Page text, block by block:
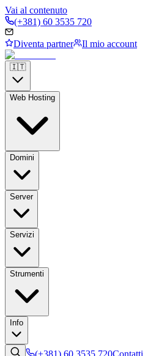
Vai al contenuto
(+381) 60 3535 720
Diventa partner Il mio account
🇮🇹
Web Hosting
Domini
Server
Servizi
Strumenti
Info
(+381) 60 3535 720Contatti